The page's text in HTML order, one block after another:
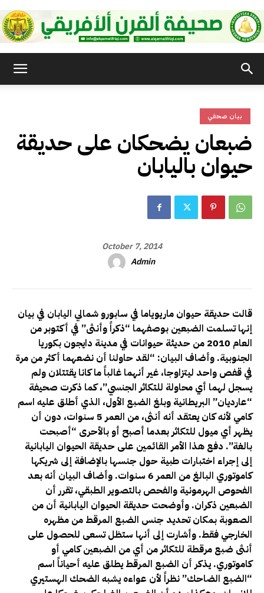
الأفريقي
بيان صحفي
ضبعان يضحكان على حديقة
حيوان باليابان
October 7, 2014
Admin
قالت حديقة حيوان ماريوياما في سابورو شمالي اليابان في بيان
إنها تسلمت الضبعين بوصفهما “ذكراً وأنثى” في أكتوبر من
العام 2010 من حديثة حيوانات في مدينة دايجون بكوريا
الجنوبية. وأضاف البيان: “لقد حاولنا أن نضعهما أكثر من مرة
في قفص واحد ليتزاوجا، غير أنهما غالباً ما كانا يقتتلان ولم
يسجل لهما أي محاولة للتكاثر الجنسي”، كما ذكرت صحيفة
“عارديان” البريطانية وبلغ الضبع الأول، الذي أطلق عليه اسم
كامي لأنه كان يعتقد أنه أنثى، من العمر 5 سنوات، دون أن
يظهر أي ميول للتكاثر بعدما أصبح أو بالأحرى “أصبحت
بالغة”. دفع هذا الأمر القائمين على حديقة الحيوان اليابانية
إلى إجراء اختبارات طبية حول جنسها بالإضافة إلى شريكها
كاموتوري البالغ من العمر 6 سنوات. وأضاف البيان أنه بعد
الفحوص الهرمونية والفحص بالتصوير الطبقي، تقرر أن
الضبعين ذكران. وأوضحت حديقة الحيوان اليابانية أن من
الصعوبة بمكان تحديد جنس الضبع المرقط من مظهره
الخارجي فقط. وأشارت إلى أنها ستظل تسعى للحصول على
أنثى ضبع مرقطة للتكاثر من أي من الضبعين كامي أو
كاموتوري. يذكر أن الضبع المرقط يطلق عليه أحياناً اسم
“الضبع الضاحك” نظراً لأن عواءه يشبه الضحك الهستيري